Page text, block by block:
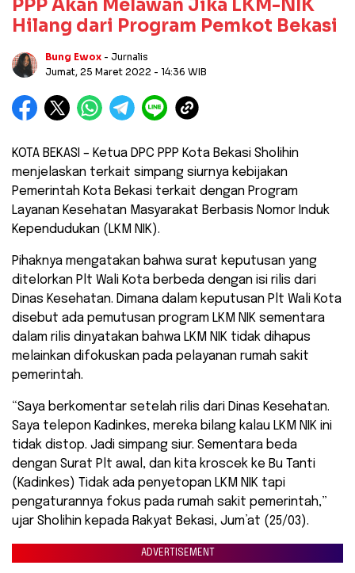
PPP Akan Melawan Jika LKM-NIK
Hilang dari Program Pemkot Bekasi
Bung Ewox - Jurnalis
Jumat, 25 Maret 2022 - 14:36 WIB
KOTA BEKASI – Ketua DPC PPP Kota Bekasi Sholihin
menjelaskan terkait simpang siurnya kebijakan
Pemerintah Kota Bekasi terkait dengan Program
Layanan Kesehatan Masyarakat Berbasis Nomor Induk
Kependudukan (LKM NIK).
Pihaknya mengatakan bahwa surat keputusan yang
ditelorkan Plt Wali Kota berbeda dengan isi rilis dari
Dinas Kesehatan. Dimana dalam keputusan Plt Wali Kota
disebut ada pemutusan program LKM NIK sementara
dalam rilis dinyatakan bahwa LKM NIK tidak dihapus
melainkan difokuskan pada pelayanan rumah sakit
pemerintah.
“Saya berkomentar setelah rilis dari Dinas Kesehatan.
Saya telepon Kadinkes, mereka bilang kalau LKM NIK ini
tidak distop. Jadi simpang siur. Sementara beda
dengan Surat Plt awal, dan kita kroscek ke Bu Tanti
(Kadinkes) Tidak ada penyetopan LKM NIK tapi
pengaturannya fokus pada rumah sakit pemerintah,”
ujar Sholihin kepada Rakyat Bekasi, Jum’at (25/03).
ADVERTISEMENT